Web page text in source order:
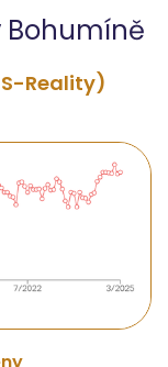
Bohumíně
Reality)